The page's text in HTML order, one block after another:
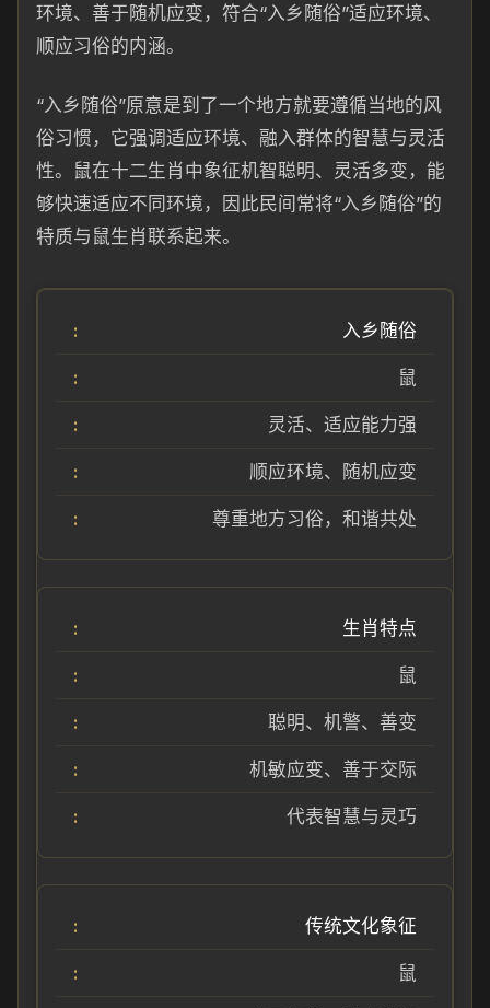
环境、善于随机应变，符合“入乡随俗”适应环境、
顺应习俗的内涵。
“入乡随俗”原意是到了一个地方就要遵循当地的风
俗习惯，它强调适应环境、融入群体的智慧与灵活
性。鼠在十二生肖中象征机智聪明、灵活多变，能
够快速适应不同环境，因此民间常将“入乡随俗”的
特质与鼠生肖联系起来。
入乡随俗
鼠
灵活、适应能力强
顺应环境、随机应变
尊重地方习俗，和谐共处
生肖特点
鼠
聪明、机警、善变
机敏应变、善于交际
代表智慧与灵巧
传统文化象征
鼠